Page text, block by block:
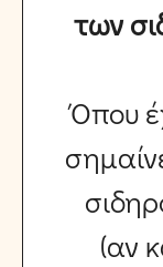
των
Όπου
(αν